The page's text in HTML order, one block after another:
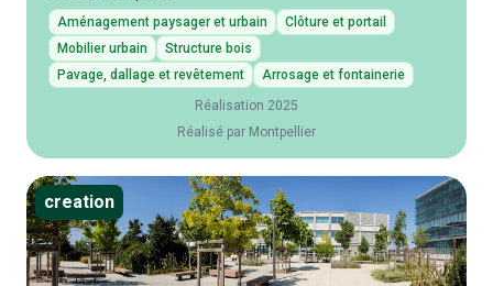
Aménagement paysager et urbain
Clôture et portail
Mobilier urbain
Structure bois
Pavage, dallage et revêtement
Arrosage et fontainerie
Réalisation 2025
Réalisé par Montpellier
creation